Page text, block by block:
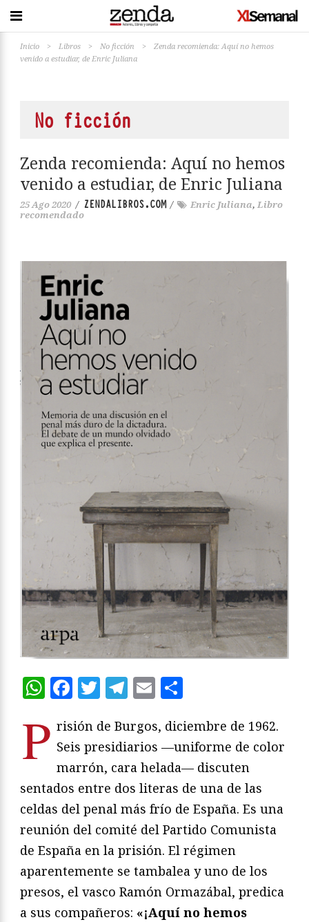
Inicio > Libros > No ficción >
Zenda recomienda: Aquí no hemos
venido a estudiar, de Enric Juliana
No ficción
Zenda recomienda: Aquí no hemos
venido a estudiar, de Enric Juliana
25 Ago 2020 / ZENDALIBROS.COM/ Enric Juliana, Libro
recomendado
WhatsApp
Facebook
Twitter
Telegram
Email
P risión de Burgos, diciembre de 1962.
Seis presidiarios —uniforme de color
marrón, cara helada— discuten
sentados entre dos literas de una de las
celdas del penal más frío de España. Es una
reunión del comité del Partido Comunista
de España en la prisión. El régimen
aparentemente se tambalea y uno de los
presos, el vasco Ramón Ormazábal, predica
a sus compañeros: «¡Aquí no hemos